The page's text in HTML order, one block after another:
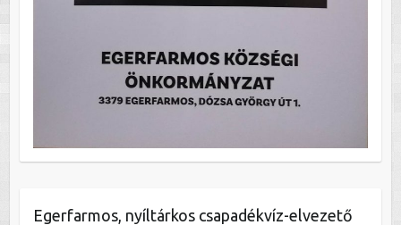
Egerfarmos, nyíltárkos csapadékvíz-elvezető